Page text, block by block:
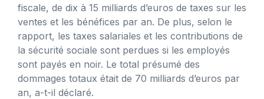
fiscale, de dix à 15 milliards d’euros de taxes sur les
ventes et les bénéfices par an. De plus, selon le
rapport, les taxes salariales et les contributions de
la sécurité sociale sont perdues si les employés
sont payés en noir. Le total présumé des
dommages totaux était de 70 milliards d’euros par
an, a-t-il déclaré.